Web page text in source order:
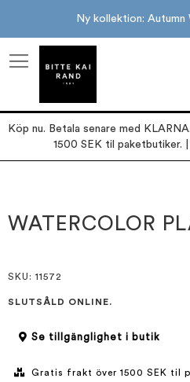
Ny kollektion: Autumn
Köp nu. Betala senare med
1500 SEK til paketbutiker. |
slutet
av
början
av
WATERCOLOR
SKU : 11572
SLUTSÅLD ONLINE.
Se tillgänglighet i butik
Gratis frakt över 1500 SEK til